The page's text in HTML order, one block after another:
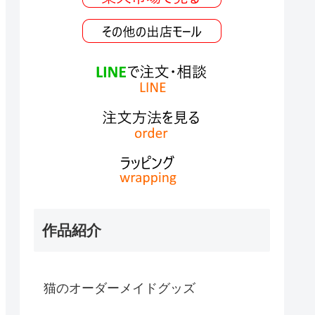
作品紹介
猫のオーダーメイドグッズ